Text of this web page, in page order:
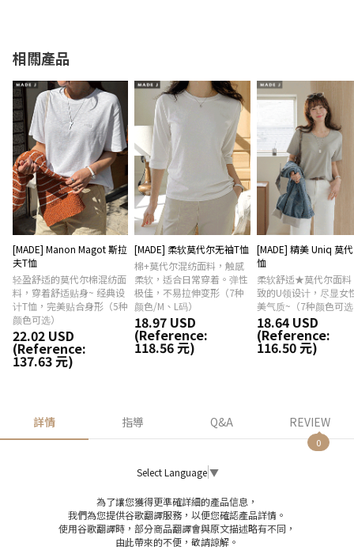
相關產品
[MADE] Manon Magot 斯拉
夫T恤
轻盈舒适的莫代尔棉混纺面
料，穿着舒适贴身~ 经典设
计T恤，完美贴合身形（5种
颜色可选）
22.02 USD
(Reference:
137.63 元)
[MADE] 柔软莫代尔无袖T恤
棉+莫代尔混纺面料，触感
柔软，适合日常穿着。弹性
极佳，不易拉伸变形（7种
颜色/M、L码）
18.97 USD
(Reference:
118.56 元)
[MADE] 精美 Uniq 莫
恤
柔软舒适★莫代尔面料
致的U领设计，尽显女
美气质~（7种颜色可
18.64 USD
(Reference:
116.50 元)
詳情 指導 Q&A REVIEW
0
Select Language ▼
為了讓您獲得更準確詳細的產品信息，
我們為您提供谷歌翻譯服務，以便您確認產品詳情。
使用谷歌翻譯時，部分商品翻譯會與原文描述略有不同，
由此帶來的不便，敬請諒解。